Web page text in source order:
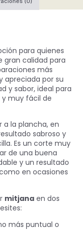
para quienes
gran calidad para
más
apreciada por su
y sabor, ideal para
muy fácil de
la plancha, en
sabroso y
Es un corte muy
de una buena
y un resultado
en ocasiones
mitjana en dos
más puntual o